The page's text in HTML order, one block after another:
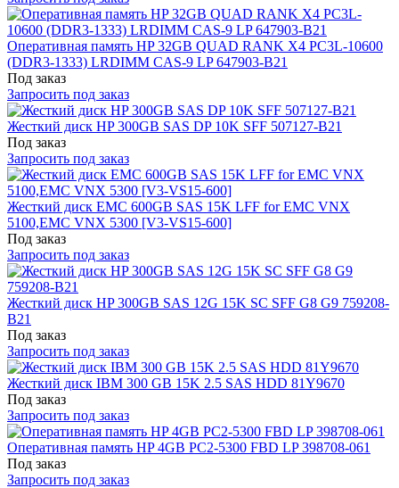
Оперативная память HP 32GB QUAD RANK X4 PC3L-10600
(DDR3-1333) LRDIMM CAS-9 LP 647903-B21
Под заказ
Запросить под заказ
Жесткий диск HP 300GB SAS DP 10K SFF 507127-B21
Под заказ
Запросить под заказ
Жесткий диск EMC 600GB SAS 15K LFF for EMC VNX
5100,EMC VNX 5300 [V3-VS15-600]
Под заказ
Запросить под заказ
Жесткий диск HP 300GB SAS 12G 15K SC SFF G8 G9 759208-
B21
Под заказ
Запросить под заказ
Жесткий диск IBM 300 GB 15K 2.5 SAS HDD 81Y9670
Под заказ
Запросить под заказ
Оперативная память HP 4GB PC2-5300 FBD LP 398708-061
Под заказ
Запросить под заказ